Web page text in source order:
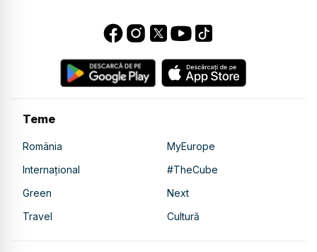
Teme
România
MyEurope
Internațional
#TheCube
Green
Next
Travel
Cultură